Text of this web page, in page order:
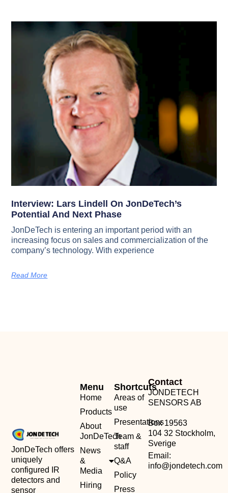
Interview: Lars Lindell On JonDeTech’s
Potential And Next Phase
JonDeTech is entering an important period with an
increasing focus on sales and commercialization of the
company’s technology. With experience
Read More
JonDeTech offers
uniquely
configured IR
detectors and
sensor
Shortcuts
Areas of
use
Presentations
Team &
staff
Q&A
Policy
Press
Menu
Home
Products
About
JonDeTech
News
&
Media
Hiring
Contact
JONDETECH
SENSORS AB
Box 19563
104 32 Stockholm,
Sverige
Email:
info@jondetech.com